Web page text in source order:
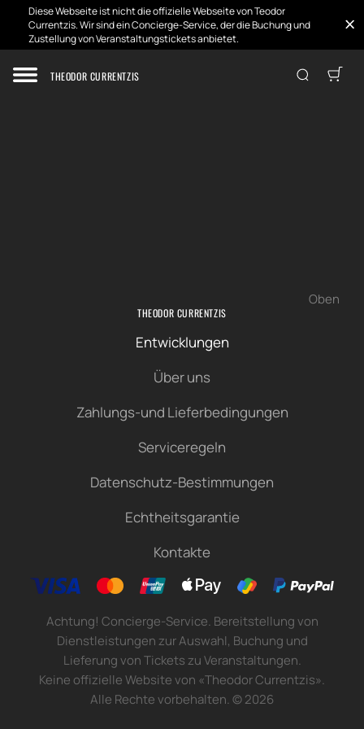
Diese Webseite ist nicht die offizielle Webseite von Teodor
Currentzis. Wir sind ein Concierge-Service, der die Buchung und
Zustellung von Veranstaltungstickets anbietet.
THEODOR CURRENTZIS
Zuhause
Oben
THEODOR CURRENTZIS
Entwicklungen
Über uns
Zahlungs-und Lieferbedingungen
Serviceregeln
Datenschutz-Bestimmungen
Echtheitsgarantie
Kontakte
Achtung! Concierge-Service. Bereitstellung von
Dienstleistungen zur Auswahl, Buchung und
Lieferung von Tickets zu Veranstaltungen.
Keine offizielle Website von «Theodor Currentzis».
Alle Rechte vorbehalten.©2026